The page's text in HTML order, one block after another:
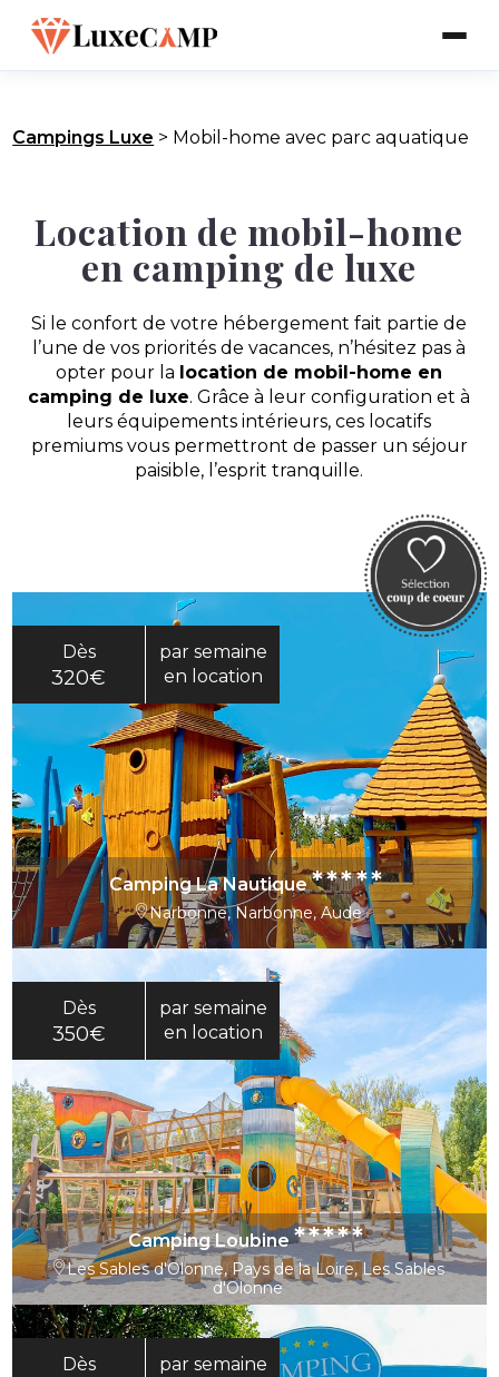
Campings Luxe > Mobil-home avec parc aquatique
Location de mobil-home
en camping de luxe
Si le confort de votre hébergement fait partie de
l’une de vos priorités de vacances, n’hésitez pas à
opter pour la location de mobil-home en
camping de luxe. Grâce à leur configuration et à
leurs équipements intérieurs, ces locatifs
premiums vous permettront de passer un séjour
paisible, l’esprit tranquille.
Dès
320€
par semaine
en location
Camping La Nautique*****
Narbonne, Narbonne, Aude
Dès
350€
par semaine
en location
Camping Loubine*****
Les Sables d'Olonne, Pays de la Loire, Les Sables
d'Olonne
Dès
par semaine